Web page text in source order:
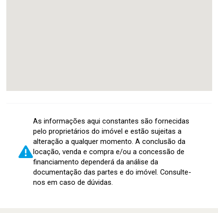
As informações aqui constantes são fornecidas
pelo proprietários do imóvel e estão sujeitas a
alteração a qualquer momento. A conclusão da
locação, venda e compra e/ou a concessão de
financiamento dependerá da análise da
documentação das partes e do imóvel. Consulte-
nos em caso de dúvidas.